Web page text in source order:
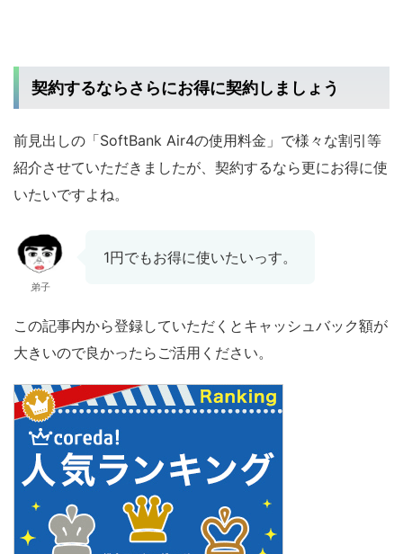
契約するならさらにお得に契約しましょう
前見出しの「SoftBank Air4の使用料金」で様々な割引等
紹介させていただきましたが、契約するなら更にお得に使
いたいですよね。
弟子
1円でもお得に使いたいっす。
この記事内から登録していただくとキャッシュバック額が
大きいので良かったらご活用ください。